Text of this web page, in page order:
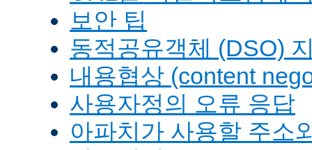
보안 팁
동적공유객체 (DSO)
내용협상 (content
사용자정의 오류 응답
아파치가 사용할 주소